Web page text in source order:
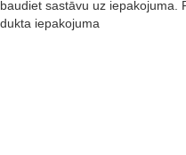
sastāvu uz iepakojuma.
iepakojuma